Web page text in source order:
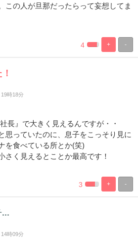
この人が旦那だったらって妄想してま
-
+
%
Complete
100%
Complete
4
時18分
長』で大きく見えるんですが・・
思っていたのに、息子をこっそり見に
を食べている所とか(笑)
さく見えるとことか最高です！
-
+
%
Complete
100%
Complete
3
時09分